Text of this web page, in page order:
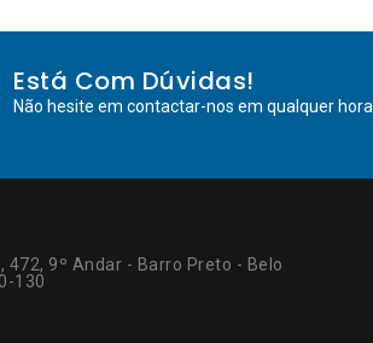
Está Com Dúvidas!
Não hesite em contactar-nos em qualquer hora.
472, 9º Andar - Barro Preto - Belo
130